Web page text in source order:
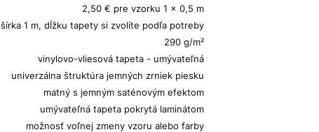
2,50 € pre vzorku 1 x 0,5 m
šírka 1 m, dĺžku tapety si zvolíte podľa potreby
vinylovo-vliesová tapeta - umývateľná
univerzálna štruktúra jemných zrniek piesku
matný s jemným saténovým efektom
umývateľná tapeta pokrytá laminátom
možnosť voľnej zmeny vzoru alebo farby
290 g/m²